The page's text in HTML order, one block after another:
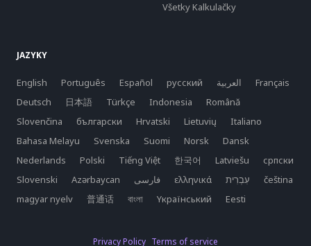
Všetky Kalkulačky
JAZYKY
English Português Español русский العربية
Français
Deutsch
日本語 Türkçe Indonesia
Română
Slovenčina
български Hrvatski Lietuvių
Italiano
Bahasa Melayu
Svenska Suomi Norsk
Dansk
Nederlands
Polski Tiếng Việt 한국어 Latviešu
српски
Slovenski
Azərbaycan فارسی ελληνικά
čeština
magyar nyelv
普通话 বাংলা Yкраїнський Eesti
Privacy Policy Terms of service